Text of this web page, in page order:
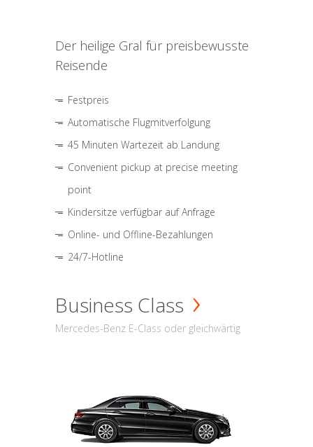
Der heilige Gral für preisbewusste
Reisende
Festpreis
Automatische Flugmitverfolgung
45 Minuten Wartezeit ab Landung
Convenient pickup at precise meeting
point
Kindersitze verfügbar auf Anfrage
Online- und Offline-Bezahlungen
24/7-Hotline
Business Class
Mercedes-Benz E-Class oder gleichwärtig